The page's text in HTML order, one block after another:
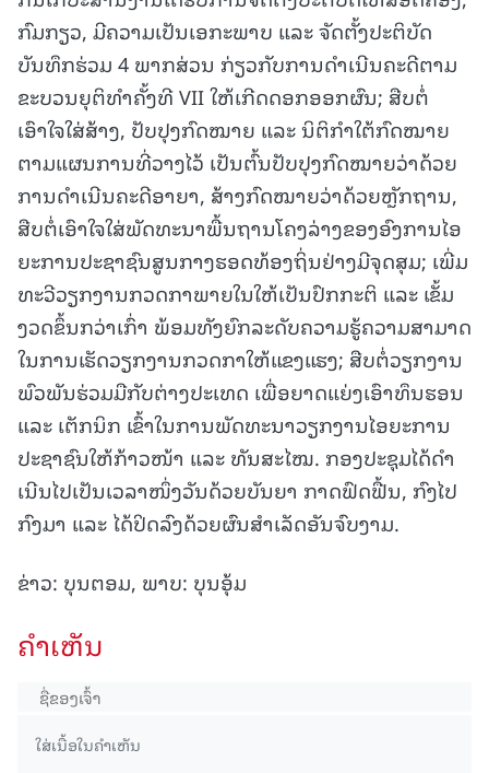
ກົມກຽວ, ມີຄວາມເປັນເອກະພາບ ແລະ ຈັດຕັ້ງປະຕິບັດ
ບັນທຶກຮ່ວມ 4 ພາກສ່ວນ ກ່ຽວກັບການດໍາເນີນຄະດີຕາມ
ຂະບວນຍຸຕິທໍາຄັ້ງທີ VII ໃຫ້ເກີດດອກອອກຜົນ; ສືບຕໍ່
ເອົາໃຈໃສ່ສ້າງ, ປັບປຸງກົດໝາຍ ແລະ ນິຕິກໍາໃຕ້ກົດໝາຍ
ຕາມແຜນການທີ່ວາງໄວ້ ເປັນຕົ້ນປັບປຸງກົດໝາຍວ່າດ້ວຍ
ການດໍາເນີນຄະດີອາຍາ, ສ້າງກົດໝາຍວ່າດ້ວຍຫຼັກຖານ,
ສືບຕໍ່ເອົາໃຈໃສ່ພັດທະນາພື້ນຖານໂຄງລ່າງຂອງອົງການໄອ
ຍະການປະຊາຊົນສູນກາງຮອດທ້ອງຖິ່ນຢ່າງມີຈຸດສຸມ; ເພີ່ມ
ທະວີວຽກງານກວດກາພາຍໃນໃຫ້ເປັນປົກກະຕິ ແລະ ເຂັ້ມ
ງວດຂຶ້ນກວ່າເກົ່າ ພ້ອມທັງຍົກລະດັບຄວາມຮູ້ຄວາມສາມາດ
ໃນການເຮັດວຽກງານກວດກາໃຫ້ແຂງແຮງ; ສືບຕໍ່ວຽກງານ
ພົວພັນຮ່ວມມືກັບຕ່າງປະເທດ ເພື່ອຍາດແຍ່ງເອົາທຶນຮອນ
ແລະ ເຕັກນິກ ເຂົ້າໃນການພັດທະນາວຽກງານໄອຍະການ
ປະຊາຊົນໃຫ້ກ້າວໜ້າ ແລະ ທັນສະໄໝ. ກອງປະຊຸມໄດ້ດໍາ
ເນີນໄປເປັນເວລາໜຶ່ງວັນດ້ວຍບັນຍາ ກາດຟົດຟື້ນ, ກົງໄປ
ກົງມາ ແລະ ໄດ້ປິດລົງດ້ວຍຜົນສຳເລັດອັນຈົບງາມ.
ຂ່າວ: ບຸນຕອມ, ພາບ: ບຸນອຸ້ມ
ຄໍາເຫັນ